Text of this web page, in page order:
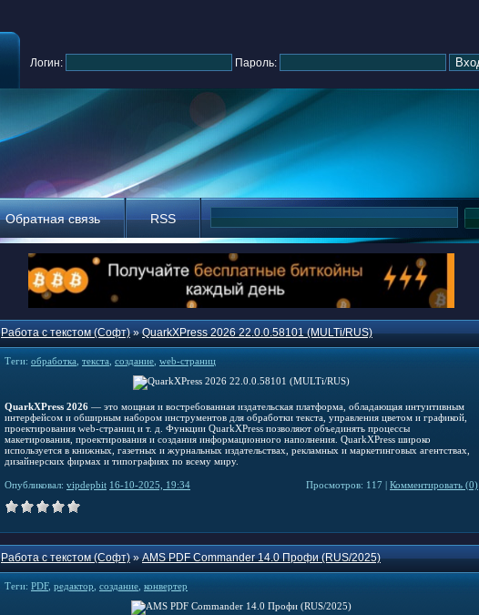
Логин: Пароль:
Обратная связь RSS
Работа с текстом (Софт)»QuarkXPress 2026 22.0.0.58101 (MULTi/RUS)
Теги: обработка текста создание web-страниц
QuarkXPress 2026 — это мощная и востребованная издательская платформа, обладающая интуитивным
интерфейсом и обширным набором инструментов для обработки текста, управления цветом и графикой,
проектирования web-страниц и т. д. Функции QuarkXPress позволяют объединять процессы
макетирования, проектирования и создания информационного наполнения. QuarkXPress широко
используется в книжных, газетных и журнальных издательствах, рекламных и маркетинговых агентствах,
дизайнерских фирмах и типографиях по всему миру.
Опубликовал: vipdepbit 16-10-2025, 19:34 Просмотров: 117 | Комментировать (0)
Работа с текстом (Софт)»AMS PDF Commander 14.0 Профи (RUS/2025)
Теги: PDF, редактор создание конвертер